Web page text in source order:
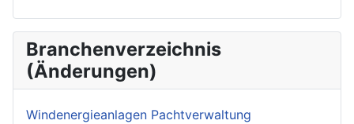
Branchenverzeichnis
(Änderungen)
Windenergieanlagen Pachtverwaltung